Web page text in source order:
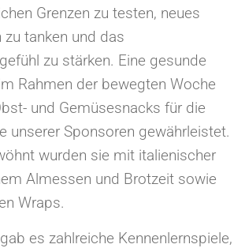
Grenzen zu testen, neues
zu tanken und das
zu stärken. Eine gesunde
Rahmen der bewegten Woche
und Gemüsesnacks für die
unserer Sponsoren gewährleistet.
wurden sie mit italienischer
Almessen und Brotzeit sowie
Wraps.
es zahlreiche Kennenlernspiele,